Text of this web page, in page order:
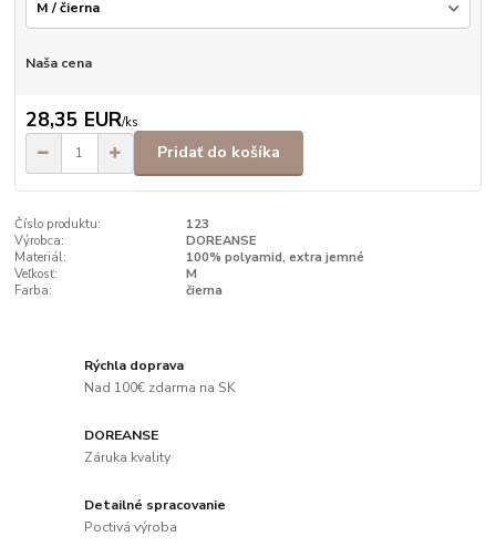
Naša cena
28,35 EUR/ks
Pridať do košíka
Číslo produktu:
123
Výrobca:
DOREANSE
Materiál:
100% polyamid, extra jemné
Veľkosť:
M
Farba:
čierna
Rýchla doprava
Nad 100€ zdarma na SK
DOREANSE
Záruka kvality
Detailné spracovanie
Poctivá výroba